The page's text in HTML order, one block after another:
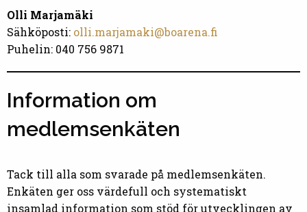
Olli Marjamäki
Sähköposti: olli.marjamaki@boarena.fi
Puhelin: 040 756 9871
Information om
medlemsenkäten
Tack till alla som svarade på medlemsenkäten.
Enkäten ger oss värdefull och systematiskt
insamlad information som stöd för utvecklingen av